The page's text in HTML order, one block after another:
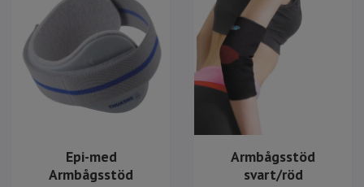
Epi-med
Armbågsstöd
Armbågsstöd
svart/röd